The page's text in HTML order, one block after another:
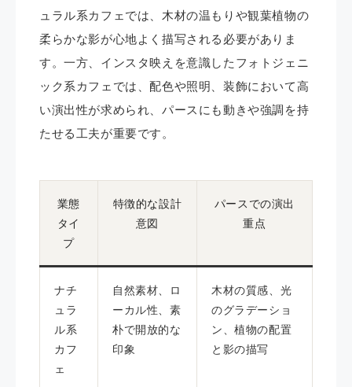
ュラル系カフェでは、木材の温もりや観葉植物の
柔らかな影が心地よく描写される必要がありま
す。一方、インスタ映えを意識したフォトジェニ
ック系カフェでは、配色や照明、装飾において高
い演出性が求められ、パースにも動きや強調を持
たせる工夫が重要です。
業態
タイ
プ
特徴的な設計
意図
パースでの演出
重点
ナチ
ュラ
ル系
カフ
ェ
自然素材、ロ
ーカル性、素
朴で開放的な
印象
木材の質感、光
のグラデーショ
ン、植物の配置
と影の描写